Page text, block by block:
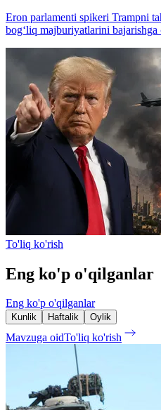
Eron parlamenti spikeri Trampni
bog‘liq majburiyatlarini bajarishga
To'liq ko'rish
Eng ko'p o'qilganlar
Eng ko'p o'qilganlar
Kunlik Haftalik Oylik
Mavzuga oidTo'liq ko'rish